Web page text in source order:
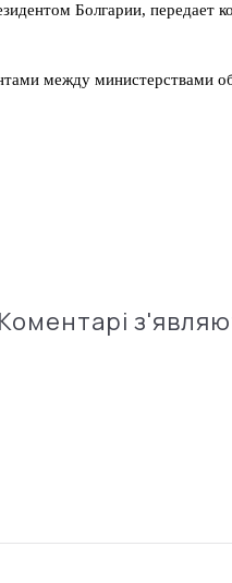
Болгарии, передает
между министерствами